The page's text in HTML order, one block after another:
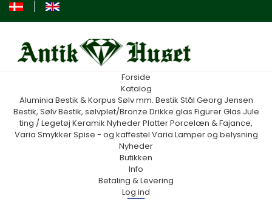
Forside
Katalog
Aluminia Bestik & Korpus Sølv mm. Bestik Stål Georg Jensen
Bestik, SølvBestik, sølvplet/Bronze Drikke glas FigurerGlas Jule
ting / Legetøj Keramik NyhederPlatterPorcelæn & Fajance,
Varia SmykkerSpise - og kaffestel Varia Lamper og belysning
Nyheder
Butikken
Info
Betaling & Levering
Log ind